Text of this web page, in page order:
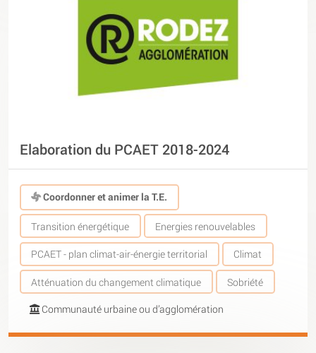
Elaboration du PCAET 2018-2024
Coordonner et animer la T.E.
Transition énergétique Energies renouvelables
PCAET - plan climat-air-énergie territorial Climat
Atténuation du changement climatique Sobriété
Communauté urbaine ou d’agglomération